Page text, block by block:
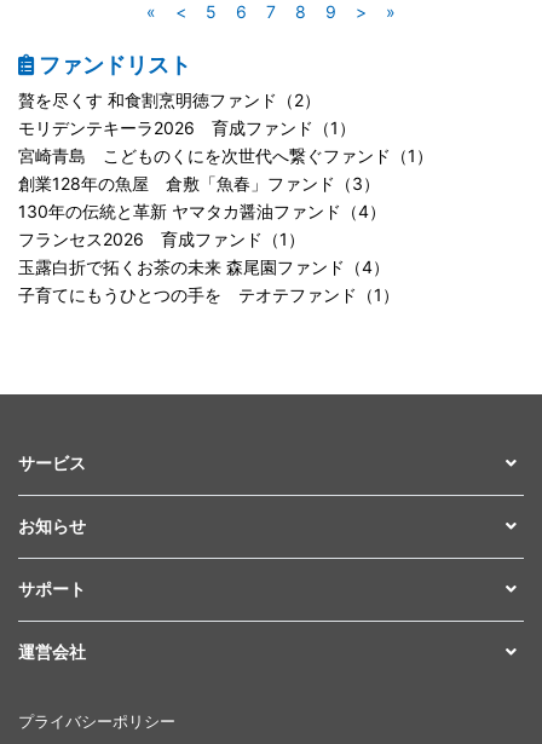
« < 5 6 7 8 9 > »
ファンドリスト
贅を尽くす 和食割烹明徳ファンド（2）
モリデンテキーラ2026 育成ファンド（1）
宮崎青島 こどものくにを次世代へ繋ぐファンド（1）
創業128年の魚屋 倉敷「魚春」ファンド（3）
130年の伝統と革新 ヤマタカ醤油ファンド（4）
フランセス2026 育成ファンド（1）
玉露白折で拓くお茶の未来 森尾園ファンド（4）
子育てにもうひとつの手を テオテファンド（1）
サービス
お知らせ
サポート
運営会社
プライバシーポリシー